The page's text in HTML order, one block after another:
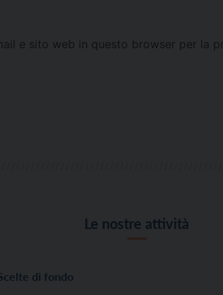
e sito web in questo browser per la
Le nostre attività
di fondo